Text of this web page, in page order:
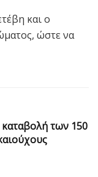
και ο
ώστε να
καταβολή των 150